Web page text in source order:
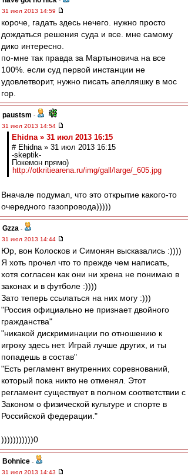
31 июл 2013 14:59
короче, гадать здесь нечего. нужно просто
дождаться решения суда и все. мне самому
дико интересно.
по-мне так правда за Мартыновича на все
100%. если суд первой инстанции не
удовлетворит, нужно писать апелляшку в мос
гор.
paustsm -
31 июл 2013 14:54
Ehidna » 31 июл 2013 16:15
# Ehidna » 31 июл 2013 16:15
-skeptik-
Покемон прямо)
http://otkritiearena.ru/img/gall/large/_605.jpg
Вначале подумал, что это открытие какого-то
очередного газопровода)))))
Gzza -
31 июл 2013 14:44
Юр, вон Колосков и Симонян высказались :))))
Я хоть прочел что то прежде чем написать,
хотя согласен как они ни хрена не понимаю в
законах и в футболе :))))
Зато теперь ссылаться на них могу :)))
"Россия официально не признает двойного
гражданства"
"никакой дискриминации по отношению к
игроку здесь нет. Играй лучше других, и ты
попадешь в состав"
"Есть регламент внутренних соревнований,
который пока никто не отменял. Этот
регламент существует в полном соответствии с
Законом о физической культуре и спорте в
Российской федерации."
)))))))))))0
Bohnice -
31 июл 2013 14:43